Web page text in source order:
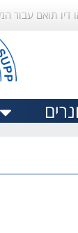
או דיו תואם